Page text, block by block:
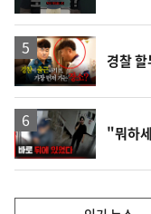
영
상
경찰
영
상
"뭐하